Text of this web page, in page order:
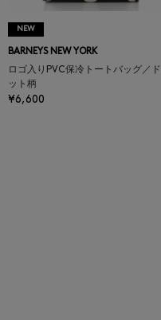
NEW
BARNEYS NEW YORK
ロゴ入りPVC保冷トートバッグ／ド
ット柄
¥6,600